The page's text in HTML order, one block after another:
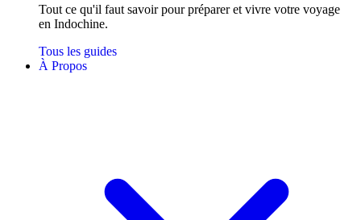
Tout ce qu'il faut savoir pour préparer et vivre votre voyage
en Indochine.
Tous les guides
À Propos